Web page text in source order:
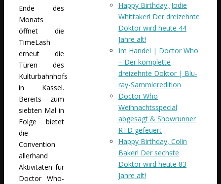
Ende des
Monats
öffnet die
TimeLash
erneut die
Türen des
Kulturbahnhofs
in Kassel.
Bereits zum
siebten Mal in
Folge bietet
die
Convention
allerhand
Aktivitäten für
Doctor Who-
Happy Birthday, Jodie
Whittaker! Der dreizehnte
Doktor wird heute 44
Jahre alt!
Im Handel | Doctor Who
– Der komplette
dreizehnte Doktor | Blu-
ray-Sammleredition
Doctor Who
Weihnachtsspecial
abgesagt & Showrunner
RTD gefeuert
Happy Birthday, Colin
Baker! Der sechste
Doktor wird heute 83
Jahre alt!